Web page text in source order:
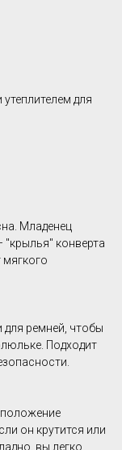
для
Младенец
"крылья" конверта
ремней, чтобы
Подходит
положение
он крутится или
вы легко